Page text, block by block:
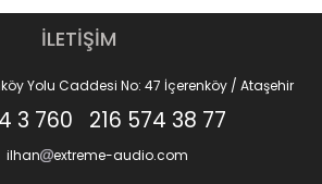
İLETİŞİM
Yolu Caddesi No: 47 İçerenköy / Ataşehir
3 760 216 574 38 77
ilhan extreme-audio.com